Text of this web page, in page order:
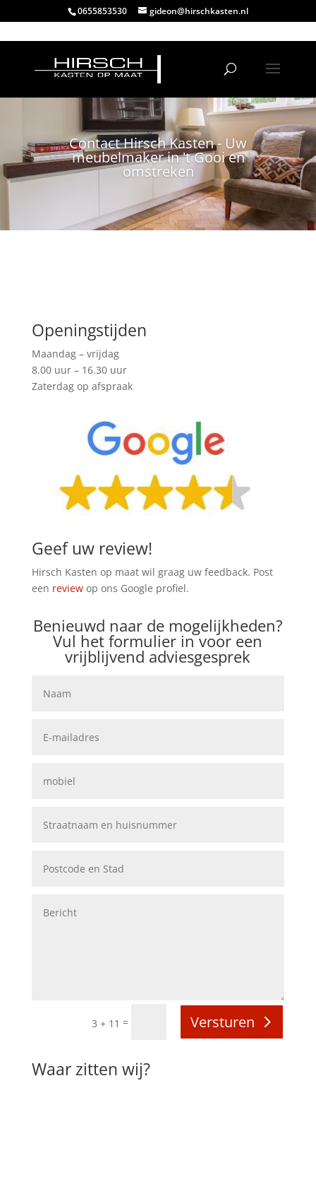
0655853530 gideon@hirschkasten.nl
Contact Hirsch Kasten - Uw
meubelmaker in 't Gooi en
omstreken
Openingstijden
Maandag – vrijdag
8.00 uur – 16.30 uur
Zaterdag op afspraak
Geef uw review!
Hirsch Kasten op maat wil graag uw feedback. Post
een reviewop ons Google profiel.
Benieuwd naar de mogelijkheden?
Vul het formulier in voor een
vrijblijvend adviesgesprek
3 + 11 = Versturen
Waar zitten wij?